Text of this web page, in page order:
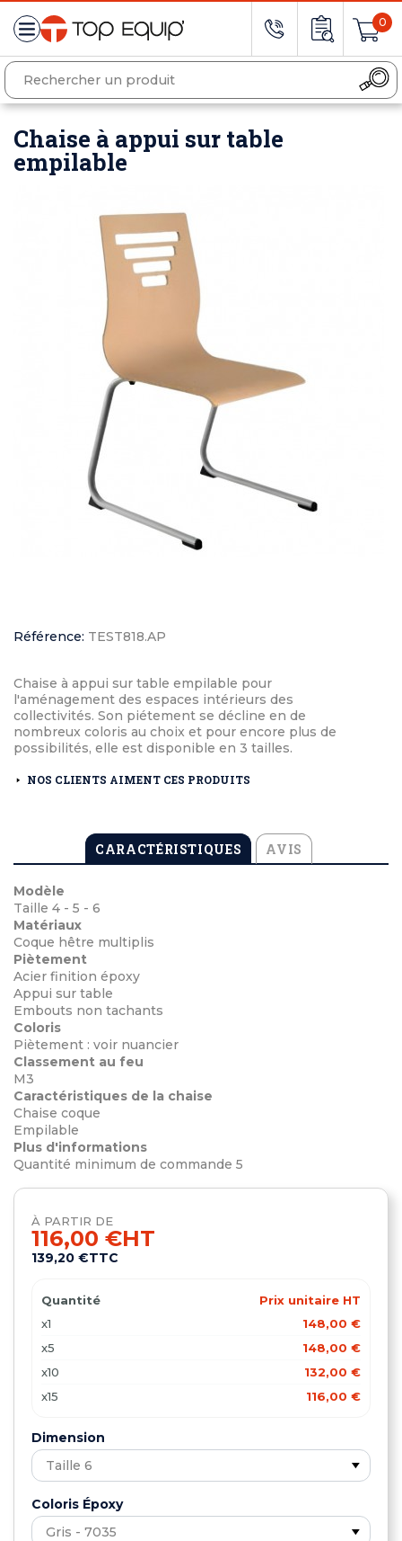
0
Chaise à appui sur table
empilable
Référence: TEST818.AP
Chaise à appui sur table empilable pour
l'aménagement des espaces intérieurs des
collectivités. Son piétement se décline en de
nombreux coloris au choix et pour encore plus de
possibilités, elle est disponible en 3 tailles.
NOS CLIENTS AIMENT CES PRODUITS
CARACTÉRISTIQUES AVIS
Modèle
Taille 4 - 5 - 6
Matériaux
Coque hêtre multiplis
Piètement
Acier finition époxy
Appui sur table
Embouts non tachants
Coloris
Piètement : voir nuancier
Classement au feu
M3
Caractéristiques de la chaise
Chaise coque
Empilable
Plus d'informations
Quantité minimum de commande 5
À PARTIR DE
116,00 €HT
139,20 €TTC
Quantité
Prix unitaire HT
x1
148,00 €
x5
148,00 €
x10
132,00 €
x15
116,00 €
Dimension
Coloris Époxy